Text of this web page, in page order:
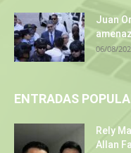
Juan
06/08/
ENTRADAS
Rely
Allan